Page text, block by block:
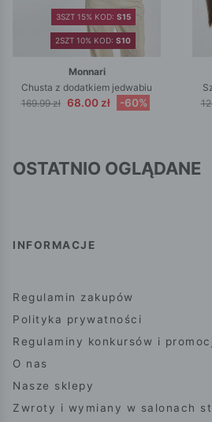
2SZT 10% KOD: S10
3SZT 15% KOD: S15
Monnari
Chusta z dodatkiem jedwabiu
169.99 zł 68.00 zł -60%
OSTATNIO OGLĄDANE
INFORMACJE
Regulamin zakupów
Polityka prywatności
Regulaminy konkursów i
O nas
Nasze sklepy
Zwroty i wymiany w salonach